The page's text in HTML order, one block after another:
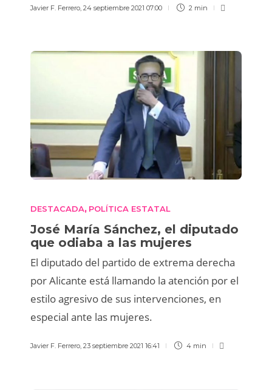
Javier F. Ferrero, 24 septiembre 2021 07:00 2 min
DESTACADA, POLÍTICA ESTATAL
José María Sánchez, el diputado
que odiaba a las mujeres
El diputado del partido de extrema derecha
por Alicante está llamando la atención por el
estilo agresivo de sus intervenciones, en
especial ante las mujeres.
Javier F. Ferrero, 23 septiembre 2021 16:41 4 min